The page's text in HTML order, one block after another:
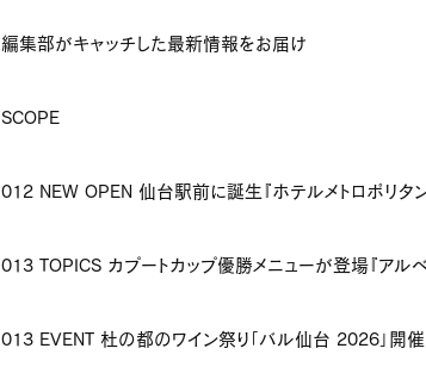
編集部がキャッチした最新情報をお届け
SCOPE
012 NEW OPEN 仙台駅前に誕生『ホテルメトロポリタ
013 TOPICS カプートカップ優勝メニューが登場『アルベ
013 EVENT 杜の都のワイン祭り「バル仙台 2026」開催